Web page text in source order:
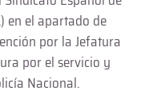
en el apartado de
por la Jefatura
por el servicio y
Nacional.